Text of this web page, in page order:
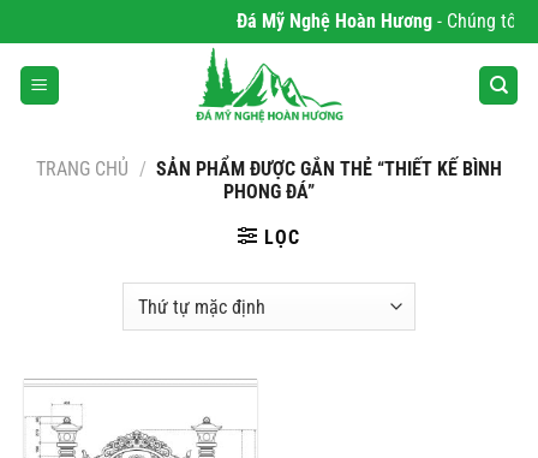
qua
nội
dung
Đá Mỹ Nghệ Hoàn Hương- Chúng tôi
TRANG CHỦ / SẢN PHẨM ĐƯỢC GẮN THẺ “THIẾT KẾ BÌNH
PHONG ĐÁ”
LỌC